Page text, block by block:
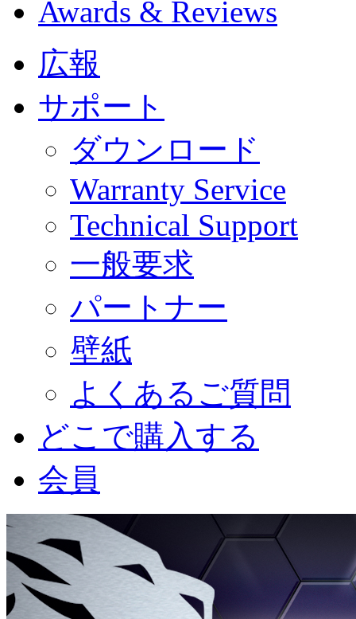
Awards & Reviews
広報
サポート
ダウンロード
Warranty Service
Technical Support
一般要求
パートナー
壁紙
よくあるご質問
どこで購入する
会員